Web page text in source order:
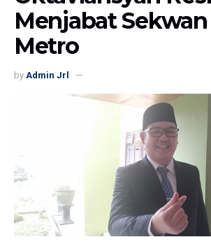
Menjabat
Metro
by Admin Jrl